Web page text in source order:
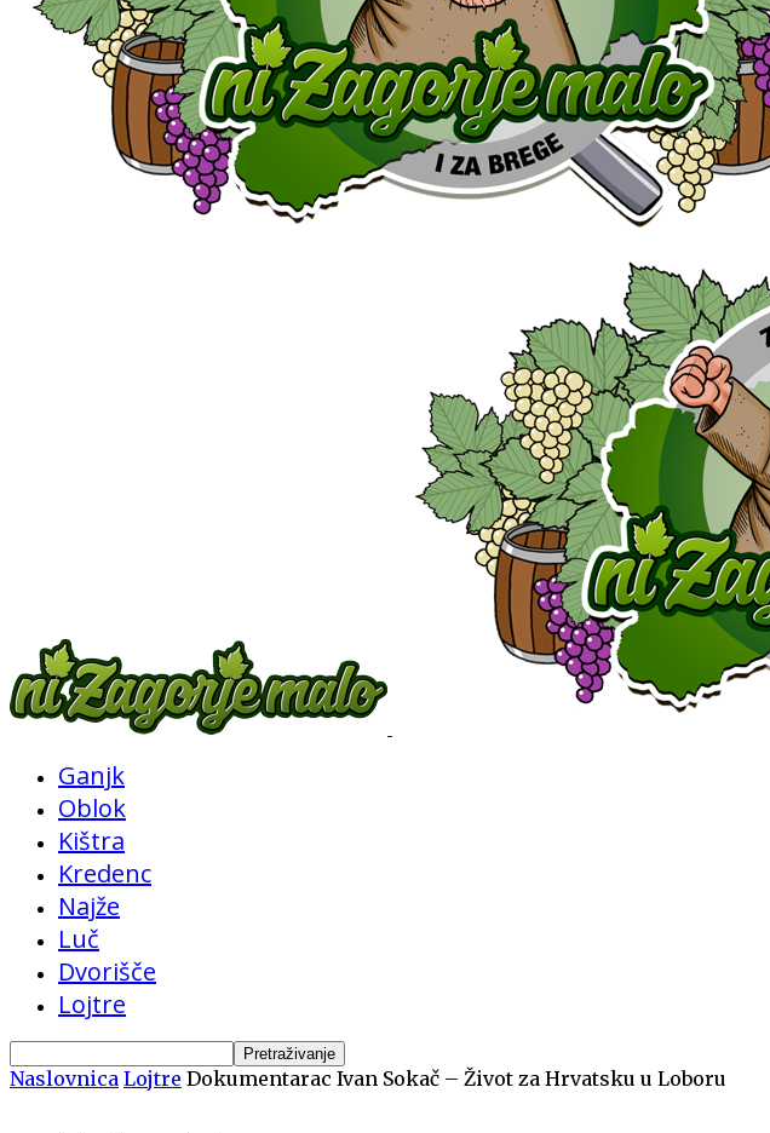
Ganjk
Oblok
Kištra
Kredenc
Najže
Luč
Dvorišče
Lojtre
Naslovnica Lojtre Dokumentarac Ivan Sokač – Život za Hrvatsku u Loboru